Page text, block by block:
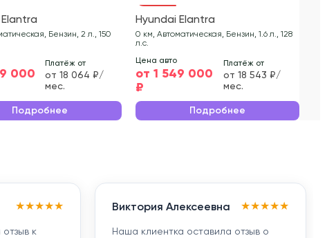
Бензин, 2 л., 150
000
Платёж от
от 18 064 ₽/
мес.
Подробнее
Hyundai Elantra
0 км, Автоматическая, Бензин, 1.6 л., 128
л.с.
Цена авто
от 1 549 000
₽
Платёж от
от 18 543 ₽/
мес.
Подробнее
★★★★★
к
Виктория Алексеевна ★★★★★
Наша клиентка оставила отзыв о